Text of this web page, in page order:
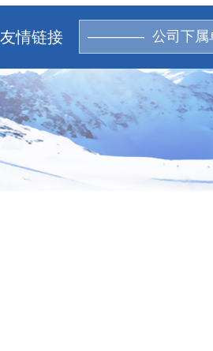
友情链接 ———— 公司下